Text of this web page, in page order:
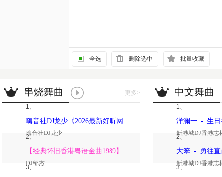
全选 删除选中 批量收藏
串烧舞曲 更多>
1、
嗨音社DJ龙少《2026最新好听网络伤感歌曲推荐·深爱过的人一生惦记》
嗨音社DJ龙少
2、
【经典怀旧香港粤语金曲1989】高潮版【DJ邹杰】
DJ邹杰
3、
中文舞曲
1、
新港城DJ香港志
2、
新港城DJ香港志
3、